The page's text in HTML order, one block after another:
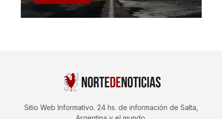
Sitio Web Informativo. 24 hs. de información de Salta,